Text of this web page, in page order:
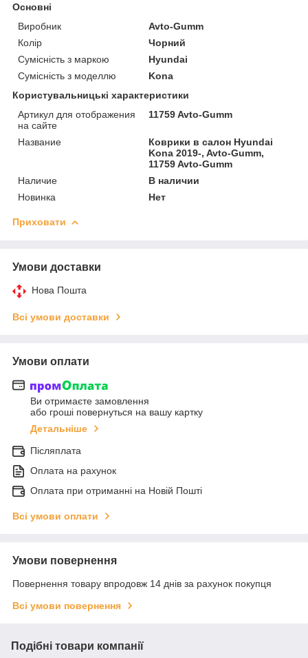
Основні
Виробник
Avto-Gumm
Колір
Чорний
Сумісність з маркою
Hyundai
Сумісність з моделлю
Kona
Користувальницькі характеристики
Артикул для отображения
на сайте
11759 Avto-Gumm
Название
Коврики в салон Hyundai
Kona 2019-, Avto-Gumm,
11759 Avto-Gumm
Наличие
В наличии
Новинка
Нет
Приховати
Умови доставки
Нова Пошта
Всі умови доставки
Умови оплати
Ви отримаєте замовлення
або гроші повернуться на вашу картку
Детальніше
Післяплата
Оплата на рахунок
Оплата при отриманні на Новій Пошті
Всі умови оплати
Умови повернення
Повернення товару впродовж 14 днів за рахунок покупця
Всі умови повернення
Подібні товари компанії